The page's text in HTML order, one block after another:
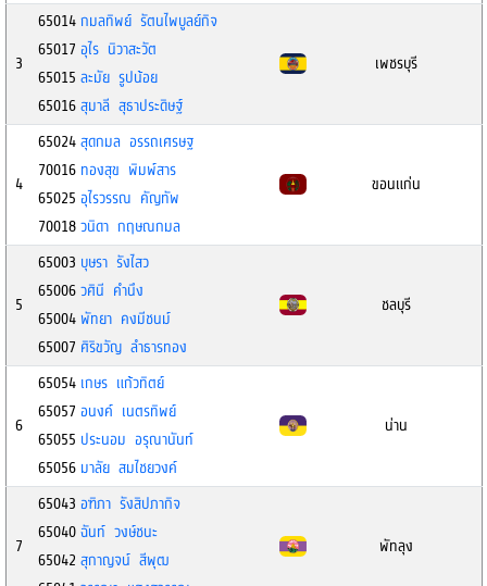
3
65014 กมลทิพย์ รัตนไพบูลย์กิจ
65017 อุไร นิวาสะวัต
65015 ละมัย รูปน้อย
65016 สุมาลี สุธาประดิษฐ์
เพชรบุรี
4
65024 สุดกมล อรรถเศรษฐ
70016 ทองสุข พิมพ์สาร
65025 อุไรวรรณ คัญทัพ
70018 วนิดา กฤษณกมล
ขอนแก่น
5
65003 บุษรา รังไสว
65006 วศินี คำนึง
65004 พัทยา คงมีชนม์
65007 ศิริขวัญ ลำธารทอง
ชลบุรี
6
65054 เกษร แก้วทิตย์
65057 อนงค์ เนตรทิพย์
65055 ประนอม อรุณานันท์
65056 มาลัย สมไชยวงค์
น่าน
7
65043 อฑิภา รังสิปภากิจ
65040 ฉันท์ วงษ์ชนะ
65042 สุกาญจน์ สีพุฒ
พัทลุง